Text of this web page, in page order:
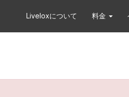
Liveloxについて 料金